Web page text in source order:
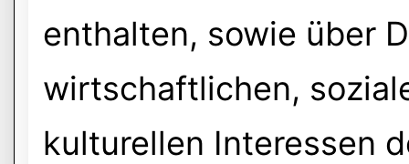
enthalten, sowie über
wirtschaftlichen,
kulturellen Interessen